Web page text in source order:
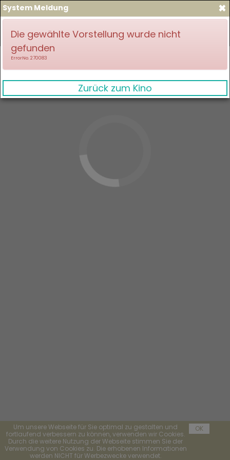
Um unsere Webseite für Sie optimal zu gestalten und
fortlaufend verbessern zu können, verwenden wir Cookies.
Durch die weitere Nutzung der Webseite stimmen Sie der
Verwendung von Cookies zu. Die erhobenen Informationen
werden NICHT für Werbezwecke verwendet.
OK
×
System Meldung
Die gewählte Vorstellung wurde nicht
gefunden
ErrorNo. 270083
Zurück zum Kino